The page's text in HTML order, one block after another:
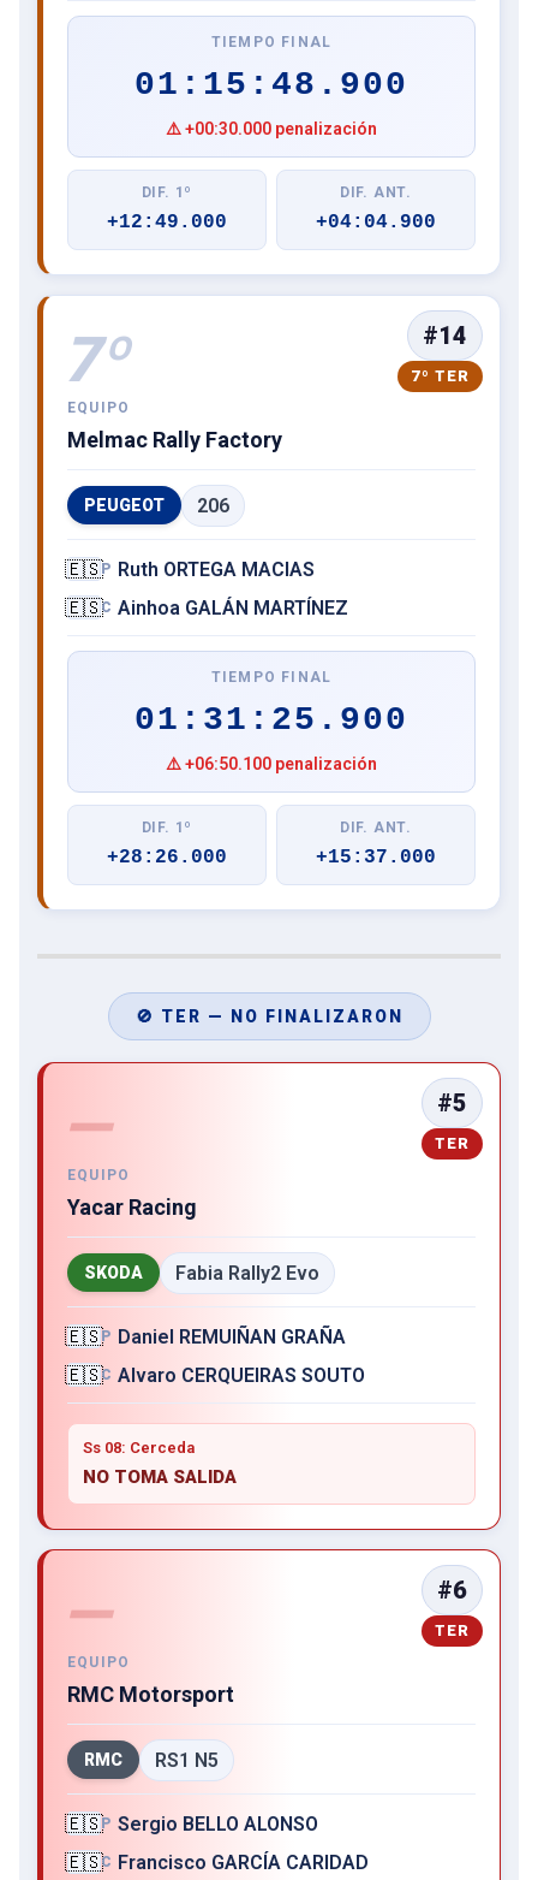
TIEMPO FINAL
01:15:48.900
⚠️ +00:30.000 penalización
DIF. 1º
+12:49.000
DIF. ANT.
+04:04.900
7º #14
7º TER
EQUIPO
Melmac Rally Factory
PEUGEOT 206
🇪🇸P Ruth ORTEGA MACIAS
🇪🇸C Ainhoa GALÁN MARTÍNEZ
TIEMPO FINAL
01:31:25.900
⚠️ +06:50.100 penalización
DIF. 1º
+28:26.000
DIF. ANT.
+15:37.000
🚫 TER — NO FINALIZARON
— #5
TER
EQUIPO
Yacar Racing
SKODA Fabia Rally2 Evo
🇪🇸P Daniel REMUIÑAN GRAÑA
🇪🇸C Alvaro CERQUEIRAS SOUTO
Ss 08: Cerceda
NO TOMA SALIDA
— #6
TER
EQUIPO
RMC Motorsport
RMC RS1 N5
🇪🇸P Sergio BELLO ALONSO
🇪🇸C Francisco GARCÍA CARIDAD